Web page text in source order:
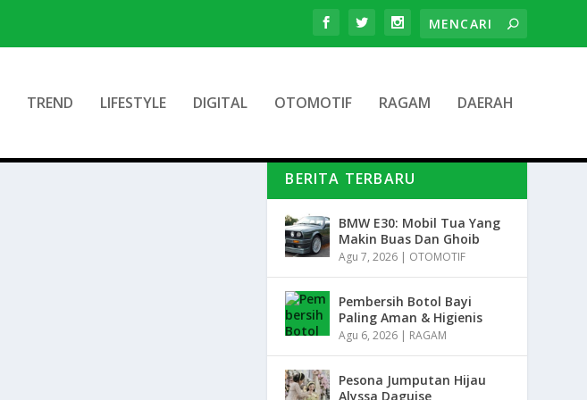
TREND LIFESTYLE DIGITAL OTOMOTIF RAGAM DAERAH
BERITA TERBARU
BMW E30: Mobil Tua Yang
Makin Buas Dan Ghoib
Agu 7, 2026 | OTOMOTIF
Pembersih Botol Bayi
Paling Aman & Higienis
Agu 6, 2026 | RAGAM
Pesona Jumputan Hijau
Alyssa Daguise